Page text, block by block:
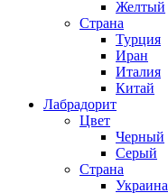
Желтый
Страна
Турция
Иран
Италия
Китай
Лабрадорит
Цвет
Черный
Серый
Страна
Украина